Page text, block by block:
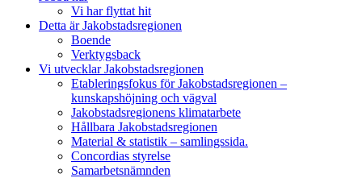
Vi har flyttat hit
Detta är Jakobstadsregionen
Boende
Verktygsback
Vi utvecklar Jakobstadsregionen
Etableringsfokus för Jakobstadsregionen –
kunskapshöjning och vägval
Jakobstadsregionens klimatarbete
Hållbara Jakobstadsregionen
Material & statistik – samlingssida.
Concordias styrelse
Samarbetsnämnden